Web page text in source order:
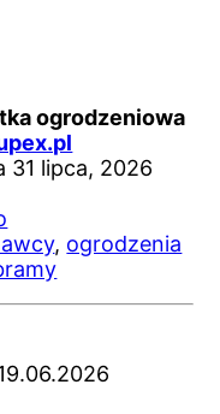
ogrodzeniowa
31 lipca, 2026
, ogrodzenia